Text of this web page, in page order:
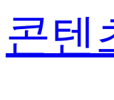
콘텐